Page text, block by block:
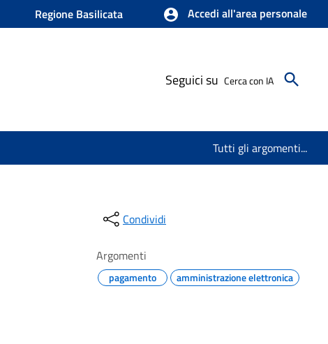
Regione Basilicata Accedi all'area personale
Seguici su Cerca con IA
Tutti gli argomenti...
Condividi
Argomenti
pagamento amministrazione elettronica